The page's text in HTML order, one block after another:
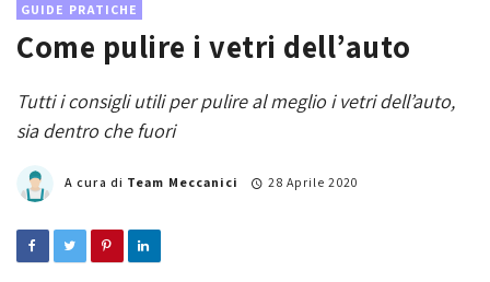
GUIDE PRATICHE
Come pulire i vetri dell’auto
Tutti i consigli utili per pulire al meglio i vetri dell’auto,
sia dentro che fuori
A cura di Team Meccanici 28 Aprile 2020